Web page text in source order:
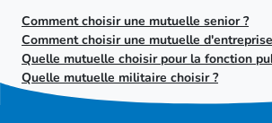
Comment choisir une mutuelle senior ?
Comment choisir une mutuelle
Quelle mutuelle choisir pour la fonction
Quelle mutuelle militaire choisir ?